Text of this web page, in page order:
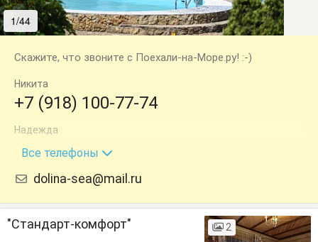
1/44
Скажите, что звоните с Поехали-на-Море.ру! :-)
Никита
+7 (918) 100-77-74
Надежда
+7 (900) 232-68-01
Все телефоны
dolina-sea@mail.ru
"Стандарт-комфорт" 2